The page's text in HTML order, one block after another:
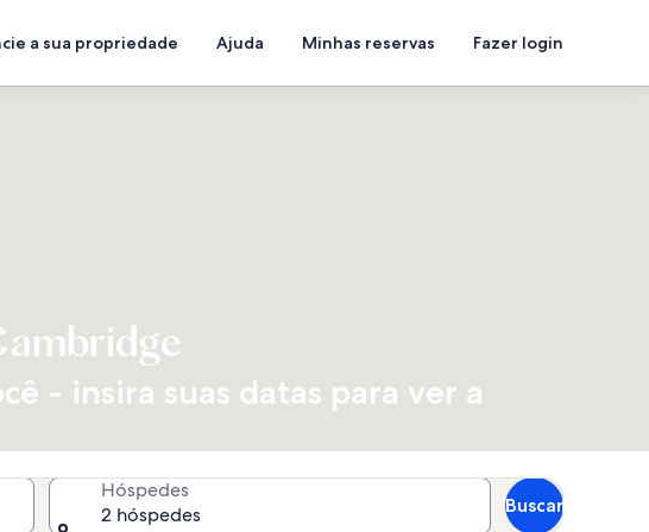
a sua propriedade Ajuda Minhas reservas Fazer login
- insira suas datas para ver a
Hóspedes
2 hóspedes
Buscar